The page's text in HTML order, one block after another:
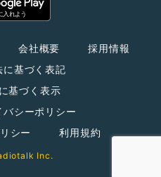
会社概要
採用情報
基づく表記
基づく表示
シーポリシー
シー
利用規約
Inc.